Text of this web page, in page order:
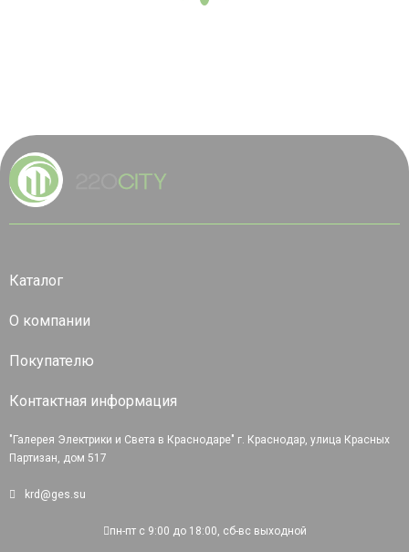
Каталог
О компании
Покупателю
Контактная информация
"Галерея Электрики и Света в Краснодаре" г. Краснодар, улица Красных
Партизан, дом 517
krd@ges.su
пн-пт с 9:00 до 18:00, сб-вс выходной